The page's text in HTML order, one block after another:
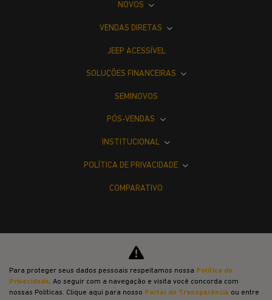
NOVOS
VENDAS DIRETAS
JEEP ACESSÍVEL
SOLUÇÕES FINANCEIRAS
SEMINOVOS
PÓS-VENDAS
INSTITUCIONAL
POLÍTICA DE PRIVACIDADE
COMPARATIVO
Desacelere. Seu bem maior é a vida.
Para proteger seus dados pessoais respeitamos nossa Política de
Privacidade. Ao seguir com a navegação e visita você concorda com
nossas Políticas. Clique aqui para nosso Portal de Transparência ou entre